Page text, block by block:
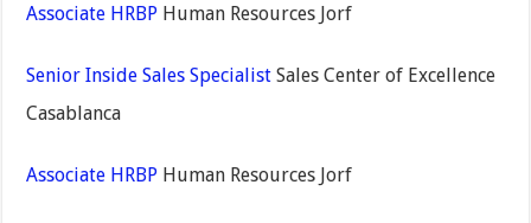
Associate HRBPHuman Resources Jorf
Senior Inside Sales SpecialistSales Center of Excellence
Casablanca
Associate HRBPHuman Resources Jorf